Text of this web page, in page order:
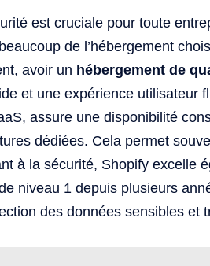
est cruciale pour toute
de l’hébergement
avoir un hébergement de
et une expérience utilisateur
assure une disponibilité
dédiées. Cela permet
à la sécurité, Shopify excelle
niveau 1 depuis plusieurs
des données sensibles et